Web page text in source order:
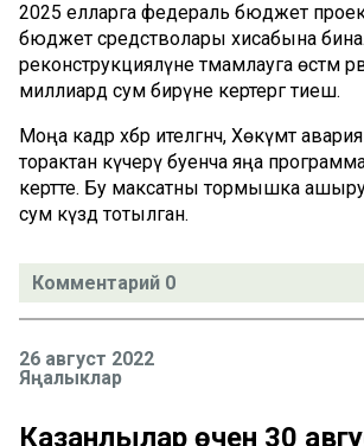
2025 елларга федераль бюджет
бюджет средстволары хисабына
реконструкцияләүне тәмамлауга өстәмә
миллиард сум бирүне кертергә тиеш.
Моңа кадәр хәбәр ителгәнчә, Хөкүмәт авария
торактан күчерү буенча яңа
кертте. Бу максатны тормышка
сум күздә тотылган.
Комментарий 0
26 август 2022
Яңалыклар
Казанлылар өчен 30